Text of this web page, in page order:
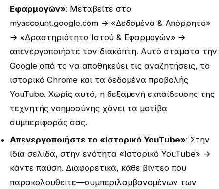
Εφαρμογών»: Μεταβείτε στο
myaccount.google.com → «Δεδομένα & Απόρρητο»
→ «Δραστηριότητα Ιστού & Εφαρμογών» →
απενεργοποιήστε τον διακόπτη. Αυτό σταματά την
Google από το να αποθηκεύει τις αναζητήσεις, το
ιστορικό Chrome και τα δεδομένα προβολής
YouTube. Χωρίς αυτό, η δεξαμενή εκπαίδευσης της
τεχνητής νοημοσύνης χάνει τα μοτίβα
συμπεριφοράς σας.
Απενεργοποιήστε το «Ιστορικό YouTube»: Στην
ίδια σελίδα, στην ενότητα «Ιστορικό YouTube» →
κάντε παύση. Διαφορετικά, κάθε βίντεο που
παρακολουθείτε—συμπεριλαμβανομένων των